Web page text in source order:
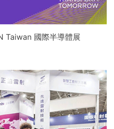
Taiwan 國際半導體展